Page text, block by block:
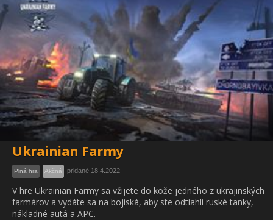
Ukrainian Farmy
Plná hra Akčná pridané 18.4.2022
V hre Ukrainian Farmy sa vžijete do kože jedného z ukrajinských
farmárov a vydáte sa na bojiská, aby ste odtiahli ruské tanky,
nákladné autá a APC.